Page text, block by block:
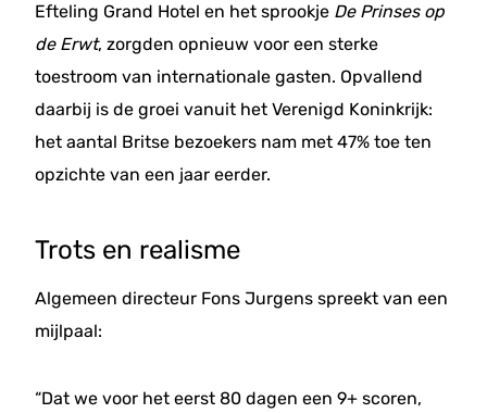
Efteling Grand Hotel en het sprookje De Prinses op
de Erwt, zorgden opnieuw voor een sterke
toestroom van internationale gasten. Opvallend
daarbij is de groei vanuit het Verenigd Koninkrijk:
het aantal Britse bezoekers nam met 47% toe ten
opzichte van een jaar eerder.
Trots en realisme
Algemeen directeur Fons Jurgens spreekt van een
mijlpaal:
“Dat we voor het eerst 80 dagen een 9+ scoren,